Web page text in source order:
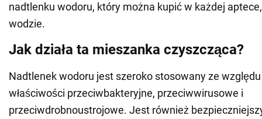
nadtlenku wodoru, który można kupić w każdej
wodzie.
Jak działa ta mieszanka czyszcząca?
Nadtlenek wodoru jest szeroko stosowany ze
właściwości przeciwbakteryjne, przeciwwirusowe i
przeciwdrobnoustrojowe. Jest również